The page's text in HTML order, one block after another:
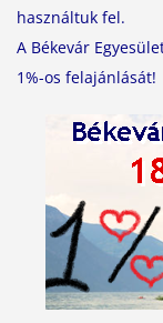
használtuk fel.
A Békevár
1%-os felajánlását!